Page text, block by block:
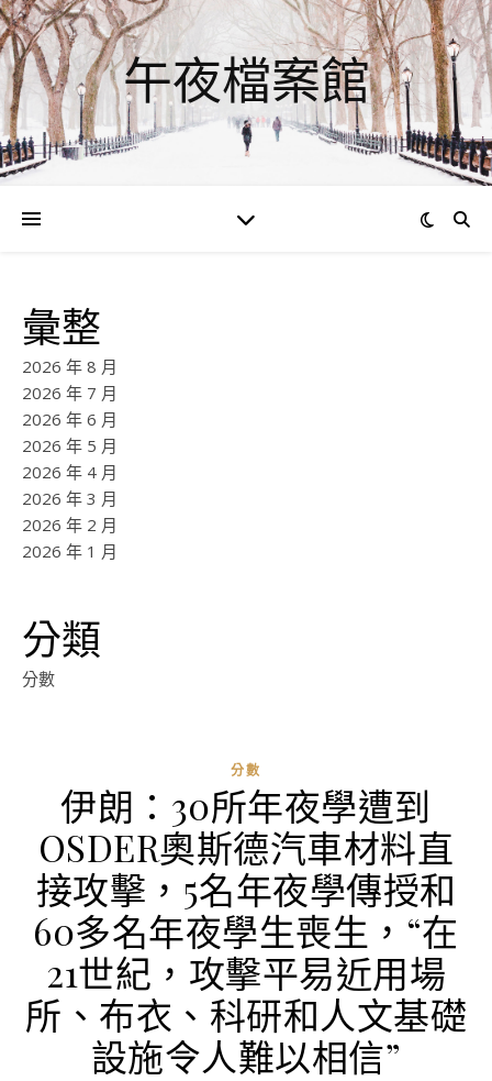
午夜檔案館
彙整
2026 年 8 月
2026 年 7 月
2026 年 6 月
2026 年 5 月
2026 年 4 月
2026 年 3 月
2026 年 2 月
2026 年 1 月
分類
分數
分數
伊朗：30所年夜學遭到
OSDER奧斯德汽車材料直
接攻擊，5名年夜學傳授和
60多名年夜學生喪生，“在
21世紀，攻擊平易近用場
所、布衣、科研和人文基礎
設施令人難以相信”